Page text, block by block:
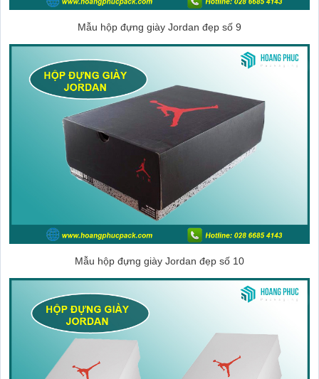
Mẫu hộp đựng giày Jordan đẹp số 9
Mẫu hộp đựng giày Jordan đẹp số 10